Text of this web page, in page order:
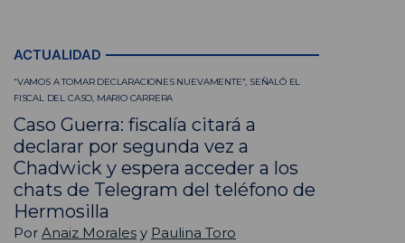
ACTUALIDAD
“VAMOS A TOMAR DECLARACIONES NUEVAMENTE”, SEÑALÓ EL
FISCAL DEL CASO, MARIO CARRERA
Caso Guerra: fiscalía citará a
declarar por segunda vez a
Chadwick y espera acceder a los
chats de Telegram del teléfono de
Hermosilla
Por Anaiz Morales y Paulina Toro